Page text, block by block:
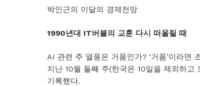
박인근의 이달의 경제전망
1990년대 IT버블의 교훈 다시 떠올릴 때
AI 관련 주 열풍은 거품인가? ‘거품’이라면
지난 10월 둘째 주(한국은 10일을 제외하
기록했다.